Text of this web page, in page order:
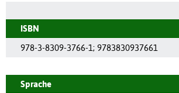
ISBN
978-3-8309-3766-1; 9783830937661
Sprache